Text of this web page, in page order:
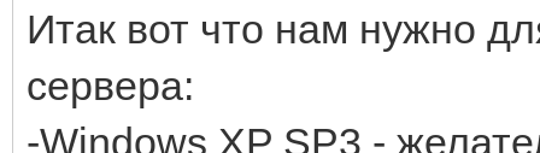
Итак вот что нам нужно
сервера:
-Windows XP SP3 -